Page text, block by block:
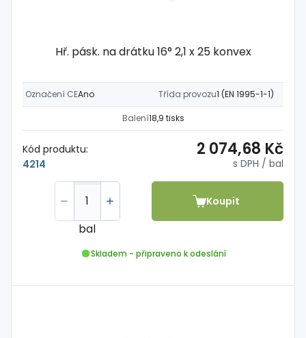
Hř. pásk. na drátku 16° 2,1 x 25 konvex
Označení CEAno Třída provozu1 (EN 1995-1-1)
Balení18,9 tisks
Kód produktu:
4214
2 074,68 Kč
s DPH / bal
bal
Koupit
Skladem - připraveno k odeslání